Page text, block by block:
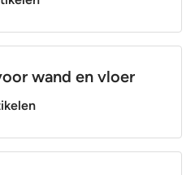
wand en vloer